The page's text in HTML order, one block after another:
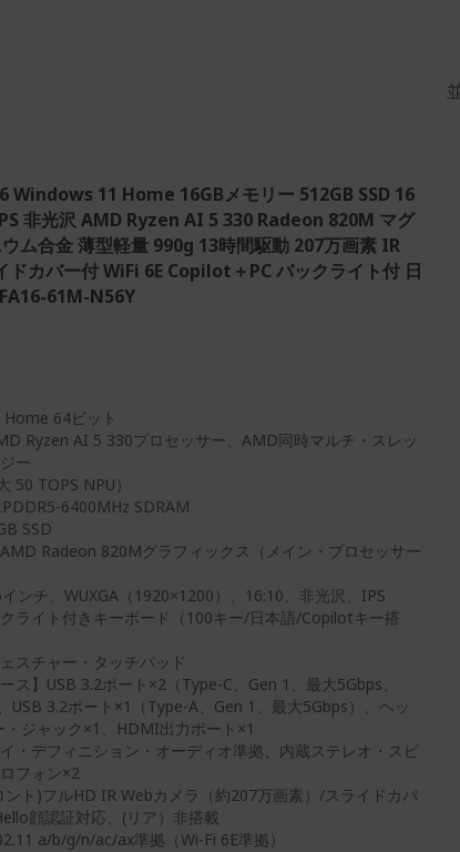
11 Home 16GBメモリー 512GB SSD 16
非光沢 AMD Ryzen AI 5 330 Radeon 820M マグ
ム合金 薄型軽量 990g 13時間駆動 207万画素 IR
ドカバー付 WiFi 6E Copilot＋PC バックライト付 日
61M-N56Y
Home 64ビット
Ryzen AI 5 330プロセッサー、AMD同時マルチ・スレッ
ー
50 TOPS NPU）
6400MHz SDRAM
SSD
AMD Radeon 820Mグラフィックス（メイン・プロセッサー
インチ、WUXGA（1920×1200）、16:10、非光沢、IPS
クライト付きキーボード（100キー/日本語/Copilotキー搭
スチャー・タッチパッド
ス】USB 3.2ポート×2（Type-C、Gen 1、最大5Gbps、
USB 3.2ポート×1（Type-A、Gen 1、最大5Gbps）、ヘッ
・ジャック×1、HDMI出力ポート×1
イ・デフィニション・オーディオ準拠、内蔵ステレオ・スピ
フォン×2
ント)フルHD IR Webカメラ（約207万画素）/スライドカバ
顔認証対応、(リア）非搭載
a/b/g/n/ac/ax準拠（Wi-Fi 6E準拠）